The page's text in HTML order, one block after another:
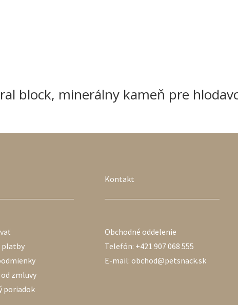
block, minerálny kameň pre
platby
zmluvy
poriadok
Kontakt
Obchodné oddelenie
Telefón: +421 907 068 555
E-mail: obchod@petsnack.sk